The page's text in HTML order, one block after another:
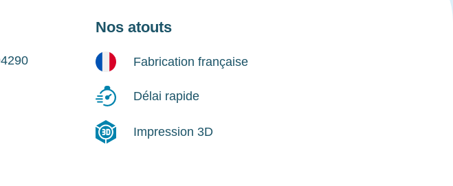
Nos atouts
Fabrication française
Délai rapide
Impression 3D